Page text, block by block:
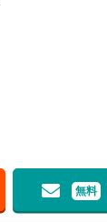
無料